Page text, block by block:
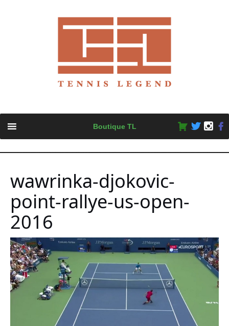
content
Boutique TL
wawrinka-djokovic-
point-rallye-us-open-
2016